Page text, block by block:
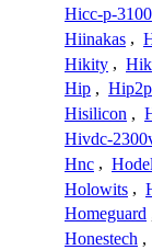
Hicc-p-3100
Hiinakas ,
Hikity ,
Hip , Hip2p
Hisilicon ,
Hivdc-
Hnc ,
Holowits ,
Homeguard
Honestech ,